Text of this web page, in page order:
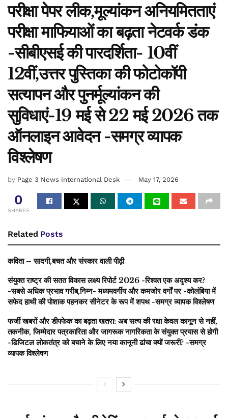
परीक्षा पेपर लीक,मूल्यांकन अनियमितताएं
परीक्षा माफियाओं का बढ़ता नेटवर्क डंक
-सीबीएसई की पारदर्शिता- 10वीं
12वीं,उत्तर पुस्तिका की फोटोकॉपी
सत्यापन और पुनर्मूल्यांकन की
सुविधाएं-19 मई से 22 मई 2026 तक
ऑनलाइन आवेदन -समग्र व्यापक
विश्लेषण
by Page 3 News International Desk May 17, 2026
0
SHARES
Related Posts
कविता – सादगी,बचत और संस्कार वाली पीढ़ी
संयुक्त राष्ट्र की सतत विकास लक्ष्य रिपोर्ट 2026 -रिश्वत एक अदृश्य कर?
-सबसे अधिक प्रभाव गरीब,निम्न- मध्यमवर्गीय और कमजोर वर्गों पर -कोलंबिया में
सफेद हाथी की पोशाक पहनकर सीनेटर के रूप में शपथ -समग्र व्यापक विश्लेषण
फर्जी खबरों और डीपफेक का बढ़ता खतरा: अब सत्य की रक्षा केवल कानून से नहीं,
तकनीक, जिम्मेदार पत्रकारिता और जागरूक नागरिकता के संयुक्त प्रयास से होगी
-डिजिटल लोकतंत्र को बचाने के लिए नया कानूनी ढांचा क्यों जरूरी? -समग्र
व्यापक विश्लेषण